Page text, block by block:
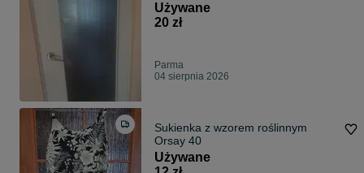
Używane
20 zł
Parma
04 sierpnia 2026
Sukienka z wzorem roślinnym
Orsay 40
Używane